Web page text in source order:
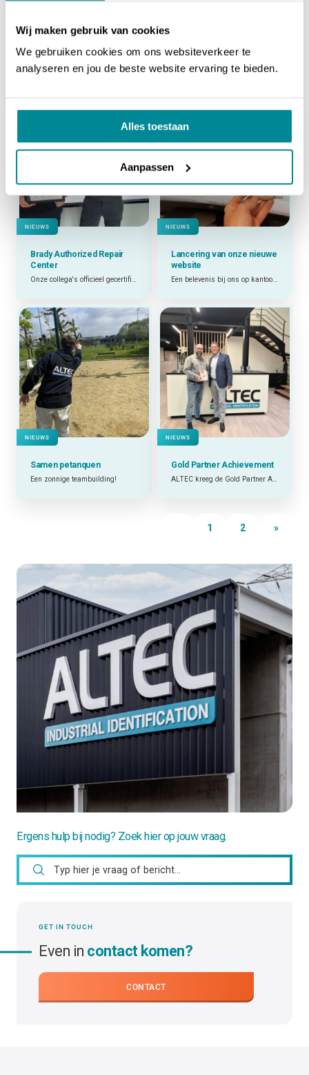
Wij maken gebruik van cookies
We gebruiken cookies om ons websiteverkeer te
analyseren en jou de beste website ervaring te bieden.
Alles toestaan
Aanpassen
NIEUWS
Afterwork Run
Samen sportief in de zon!
Jaarlijks dartstoernooi
Kick off van de zomer met ons jaarlijks dartstoernooi!
NIEUWS
Brady Authorized Repair
Center
Onze collega's officieel gecertificeerd als BARC!
NIEUWS
Lancering van onze nieuwe
website
Een belevenis bij ons op kantoor en bij onze collega's over de grens!
NIEUWS
Samen petanquen
Een zonnige teambuilding!
NIEUWS
Gold Partner Achievement
ALTEC kreeg de Gold Partner Award van Brady!
1 2 »
Ergens hulp bij nodig? Zoek hier op jouw vraag.
GET IN TOUCH
Even in contact komen?
CONTACT